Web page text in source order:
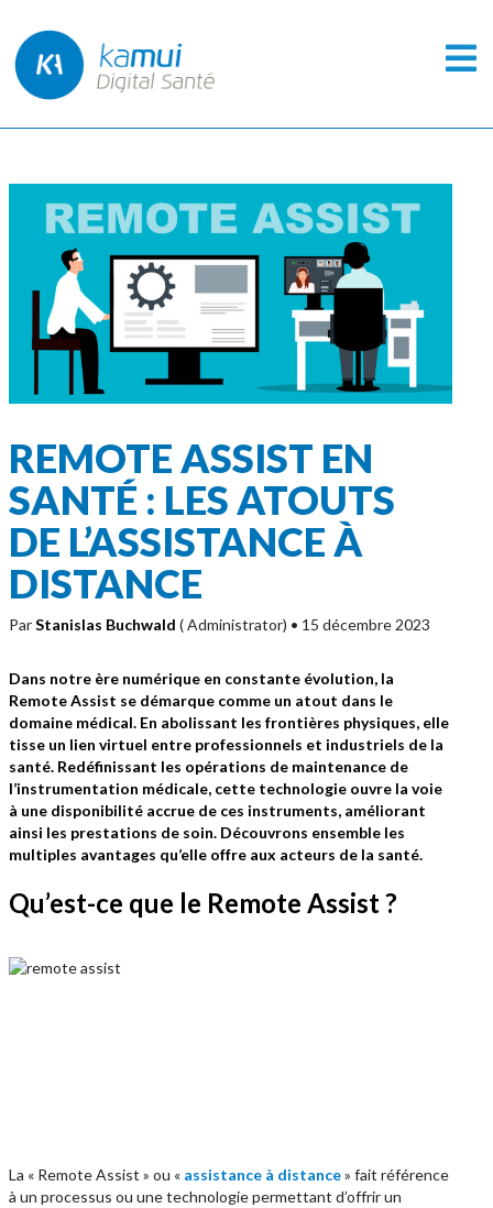
REMOTE ASSIST EN
SANTÉ : LES ATOUTS
DE L’ASSISTANCE À
DISTANCE
ParStanislas Buchwald ( Administrator) • 15 décembre 2023
Dans notre ère numérique en constante évolution, la
Remote Assist se démarque comme un atout dans le
domaine médical. En abolissant les frontières physiques, elle
tisse un lien virtuel entre professionnels et industriels de la
santé. Redéfinissant les opérations de maintenance de
l’instrumentation médicale, cette technologie ouvre la voie
à une disponibilité accrue de ces instruments, améliorant
ainsi les prestations de soin. Découvrons ensemble les
multiples avantages qu’elle offre aux acteurs de la santé.
Qu’est-ce que le Remote Assist ?
La « Remote Assist » ou « assistance à distance» fait référence
à un processus ou une technologie permettant d’offrir un